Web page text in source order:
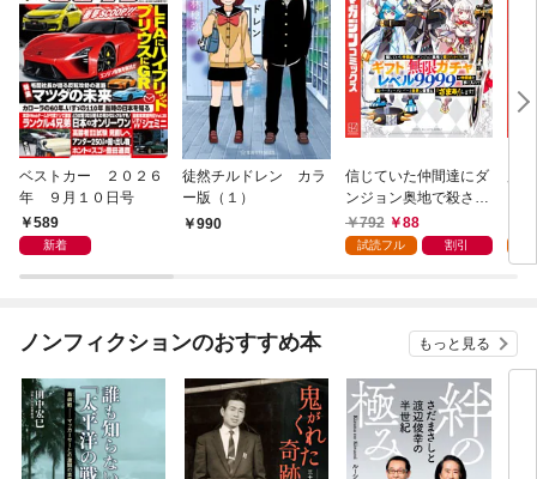
ベストカー ２０２６
年 ９月１０日号
589
新着
徒然チルドレン カラ
ー版（１）
990
信じていた仲間達にダ
ンジョン奥地で殺され
かけたがギフト『無限
ガチャ』でレベル９９
『ざまぁ！』します！
792 88
試読フル 割引
ノンフィクションのおすすめ本 もっと見る